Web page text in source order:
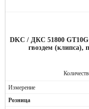
DKC / ДКС 51800
гвоздем (клипса),